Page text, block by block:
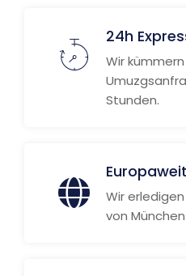
24h
Wir
Stunden.
Wir
von